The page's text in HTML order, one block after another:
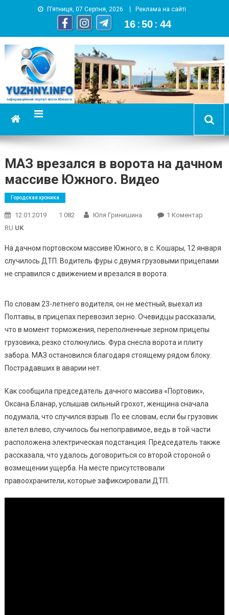
П’ятниця, 07 Серпня, 2026 Реклама на сайті
16 :50 : 45
YUZHNY.INFO
информационный портал города Южный
МАЗ врезался в ворота на дачном
массиве Южного. Видео
Городская хроника
12.01.2019 1 082 Юля Гринишина 1 КоментарДо
В
Ворота
Видео
RU UK
На дачном портовском массиве Южного, в с. Кошары, 12 января
случилось ДТП. Водитель фуры с двумя грузовыми прицепами
не справился с движением и врезался в ворота.
По словам 23-летнего водителя, он не местный, выехал из
Полтавы, в прицепах перевозил зерно. Очевидцы рассказали,
что в момент торможения, переполненные зерном прицепы
грузовика, резко столкнулись. Фура снесла ворота и плиту
забора. МАЗ остановился благодаря стоящему рядом блоку.
Пострадавших в аварии нет.
Как сообщила председатель дачного массива «Портовик»,
Оксана Бланар, услышав сильный грохот, женщина сначала
подумала, что случился взрыв. По ее словам, если бы грузовик
влетел влево, случилось бы непоправимое, ведь в той части
расположена электрическая подстанция. Председатель также
рассказала, что удалось договориться со второй стороной о
возмещении ущерба. На месте присутствовали
правоохранители, которые зафиксировали ДТП.